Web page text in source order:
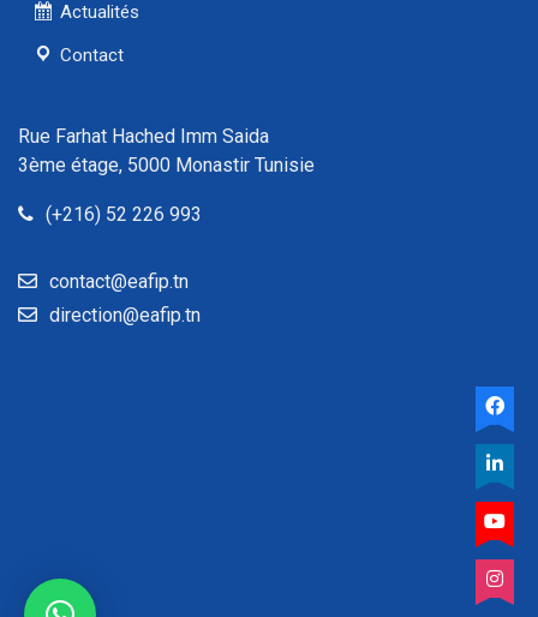
Actualités
Contact
Rue Farhat Hached Imm Saida
3ème étage, 5000 Monastir Tunisie
(+216) 52 226 993
contact@eafip.tn
direction@eafip.tn